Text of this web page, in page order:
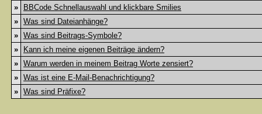
»
BBCode Schnellauswahl und klickbare Smilies
» Was sind Dateianhänge?
» Was sind Beitrags-Symbole?
»
Kann ich meine eigenen Beiträge ändern?
» Warum werden in meinem Beitrag Worte zensiert?
» Was ist eine E-Mail-Benachrichtigung?
» Was sind Präfixe?